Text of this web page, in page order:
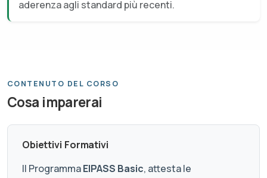
aderenza agli standard più recenti.
CONTENUTO DEL CORSO
Cosa imparerai
Obiettivi Formativi
Il ProgrammaEIPASS Basic, attesta le